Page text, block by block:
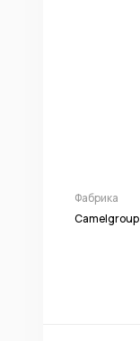
Фабрика
Camelgroup